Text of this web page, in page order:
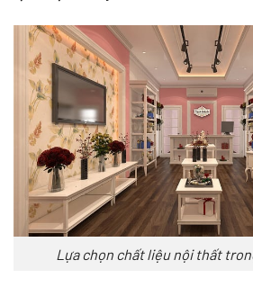
Lựa chọn chất liệu nội thất